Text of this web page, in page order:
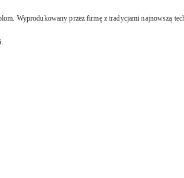
Wyprodukowany przez firmę z tradycjami najnowszą